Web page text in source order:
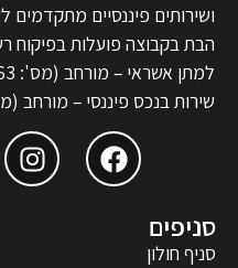
ושירותים פיננסיים מתקדמים
הבת בקבוצה פועלות בפיקוח
שירות בנכס פיננסי – מורחב (מס: 58037,
סניפים
סניף חולון